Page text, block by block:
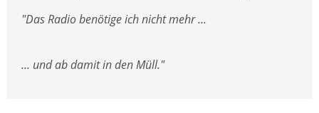
"Das Radio benötige ich nicht mehr ...
... und ab damit in den Müll."